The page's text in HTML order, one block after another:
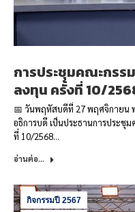
การประชุมคณะกรร
ลงทุน ครั้งที่ 10/
📅 วันพฤหัสบดีที่ 27 พฤศจิกายน
อธิการบดี เป็นประธานการประชุม
ที่ 10/2568…
อ่านต่อ...
กิจกรรมปี 2567